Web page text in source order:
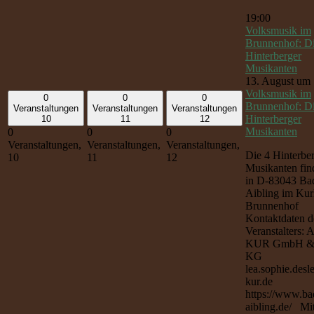
0
Veranstaltungen
10
0
Veranstaltungen,
10
0
Veranstaltungen
11
0
Veranstaltungen,
11
0
Veranstaltungen
12
0
Veranstaltungen,
12
19:00
Volksmusik im
Brunnenhof:
Hinterberger
Musikanten
13. August um
Volksmusik im
Brunnenhof:
Hinterberger
Musikanten
Die 4
Musikanten
in D-83043
Aibling im
Brunnenhof
Kontaktdaten
Veranstalters:
KUR GmbH
KG
kur.de
https://
aibling.de/